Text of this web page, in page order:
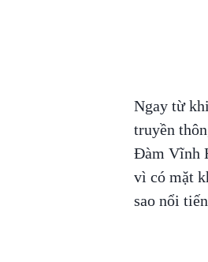
Ngay từ
truyền
Đàm Vĩnh
vì có mặt
sao nổi